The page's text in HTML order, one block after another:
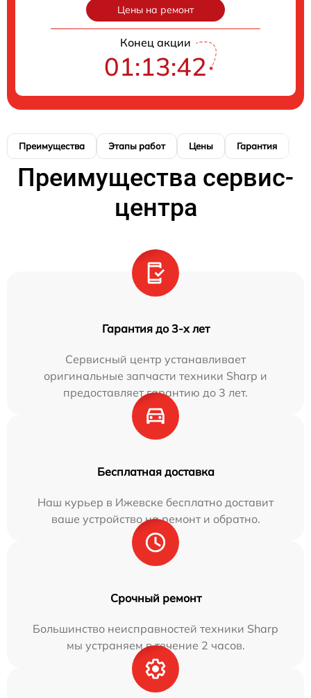
Цены на ремонт
Конец акции
01:13:41
Преимущества Этапы работ Цены Гарантия
Преимущества сервис-
центра
Гарантия до 3-х лет
Сервисный центр устанавливает
оригинальные запчасти техники Sharp и
предоставляет гарантию до 3 лет.
Бесплатная доставка
Наш курьер в Ижевске бесплатно доставит
ваше устройство на ремонт и обратно.
Срочный ремонт
Большинство неисправностей техники Sharp
мы устраняем в течение 2 часов.